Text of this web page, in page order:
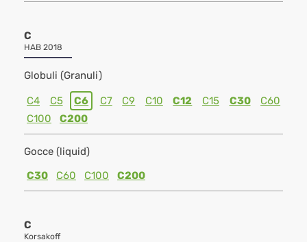
C
HAB 2018
Globuli (Granuli)
C4 C5 C6 C7 C9 C10 C12 C15 C30
C60
C100
C200
Gocce (liquid)
C30
C60 C100 C200
C
Korsakoff